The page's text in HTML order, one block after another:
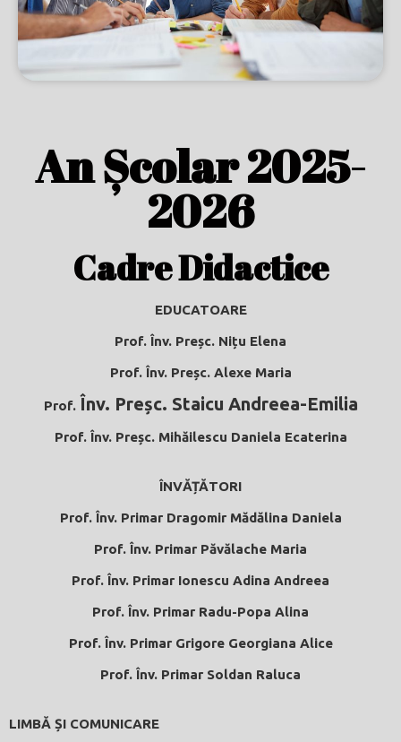
An Școlar 2025-
2026
Cadre Didactice
EDUCATOARE
Prof. Înv. Preșc. Nițu Elena
Prof. Înv. Preșc. Alexe Maria
Prof. Înv. Preșc. Staicu Andreea-Emilia
Prof. Înv. Preșc. Mihăilescu Daniela Ecaterina
ÎNVĂȚĂTORI
Prof. Înv. Primar Dragomir Mădălina Daniela
Prof. Înv. Primar Păvălache Maria
Prof. Înv. Primar Ionescu Adina Andreea
Prof. Înv. Primar Radu-Popa Alina
Prof. Înv. Primar Grigore Georgiana Alice
Prof. Înv. Primar Soldan Raluca
LIMBĂ ȘI COMUNICARE